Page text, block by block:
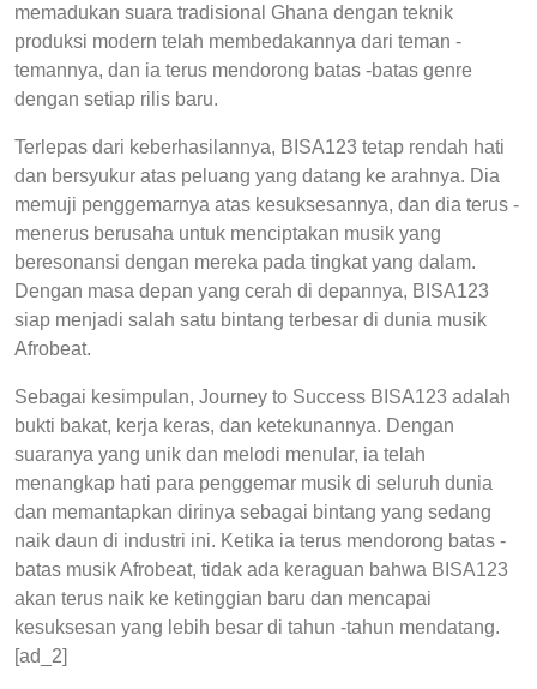
memadukan suara tradisional Ghana dengan teknik
produksi modern telah membedakannya dari teman -
temannya, dan ia terus mendorong batas -batas genre
dengan setiap rilis baru.
Terlepas dari keberhasilannya, BISA123 tetap rendah hati
dan bersyukur atas peluang yang datang ke arahnya. Dia
memuji penggemarnya atas kesuksesannya, dan dia terus -
menerus berusaha untuk menciptakan musik yang
beresonansi dengan mereka pada tingkat yang dalam.
Dengan masa depan yang cerah di depannya, BISA123
siap menjadi salah satu bintang terbesar di dunia musik
Afrobeat.
Sebagai kesimpulan, Journey to Success BISA123 adalah
bukti bakat, kerja keras, dan ketekunannya. Dengan
suaranya yang unik dan melodi menular, ia telah
menangkap hati para penggemar musik di seluruh dunia
dan memantapkan dirinya sebagai bintang yang sedang
naik daun di industri ini. Ketika ia terus mendorong batas -
batas musik Afrobeat, tidak ada keraguan bahwa BISA123
akan terus naik ke ketinggian baru dan mencapai
kesuksesan yang lebih besar di tahun -tahun mendatang.
[ad_2]